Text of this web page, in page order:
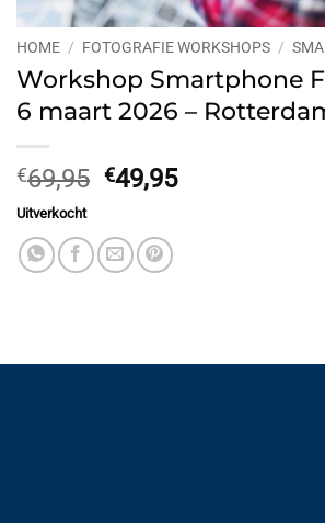
HOME / FOTOGRAFIE WORKSHOPS /
Workshop Smartphone
6 maart 2026 –
€69,95 Oorspronkelijke
was:
€69,95.
€49,95Huidige
Uitverkocht